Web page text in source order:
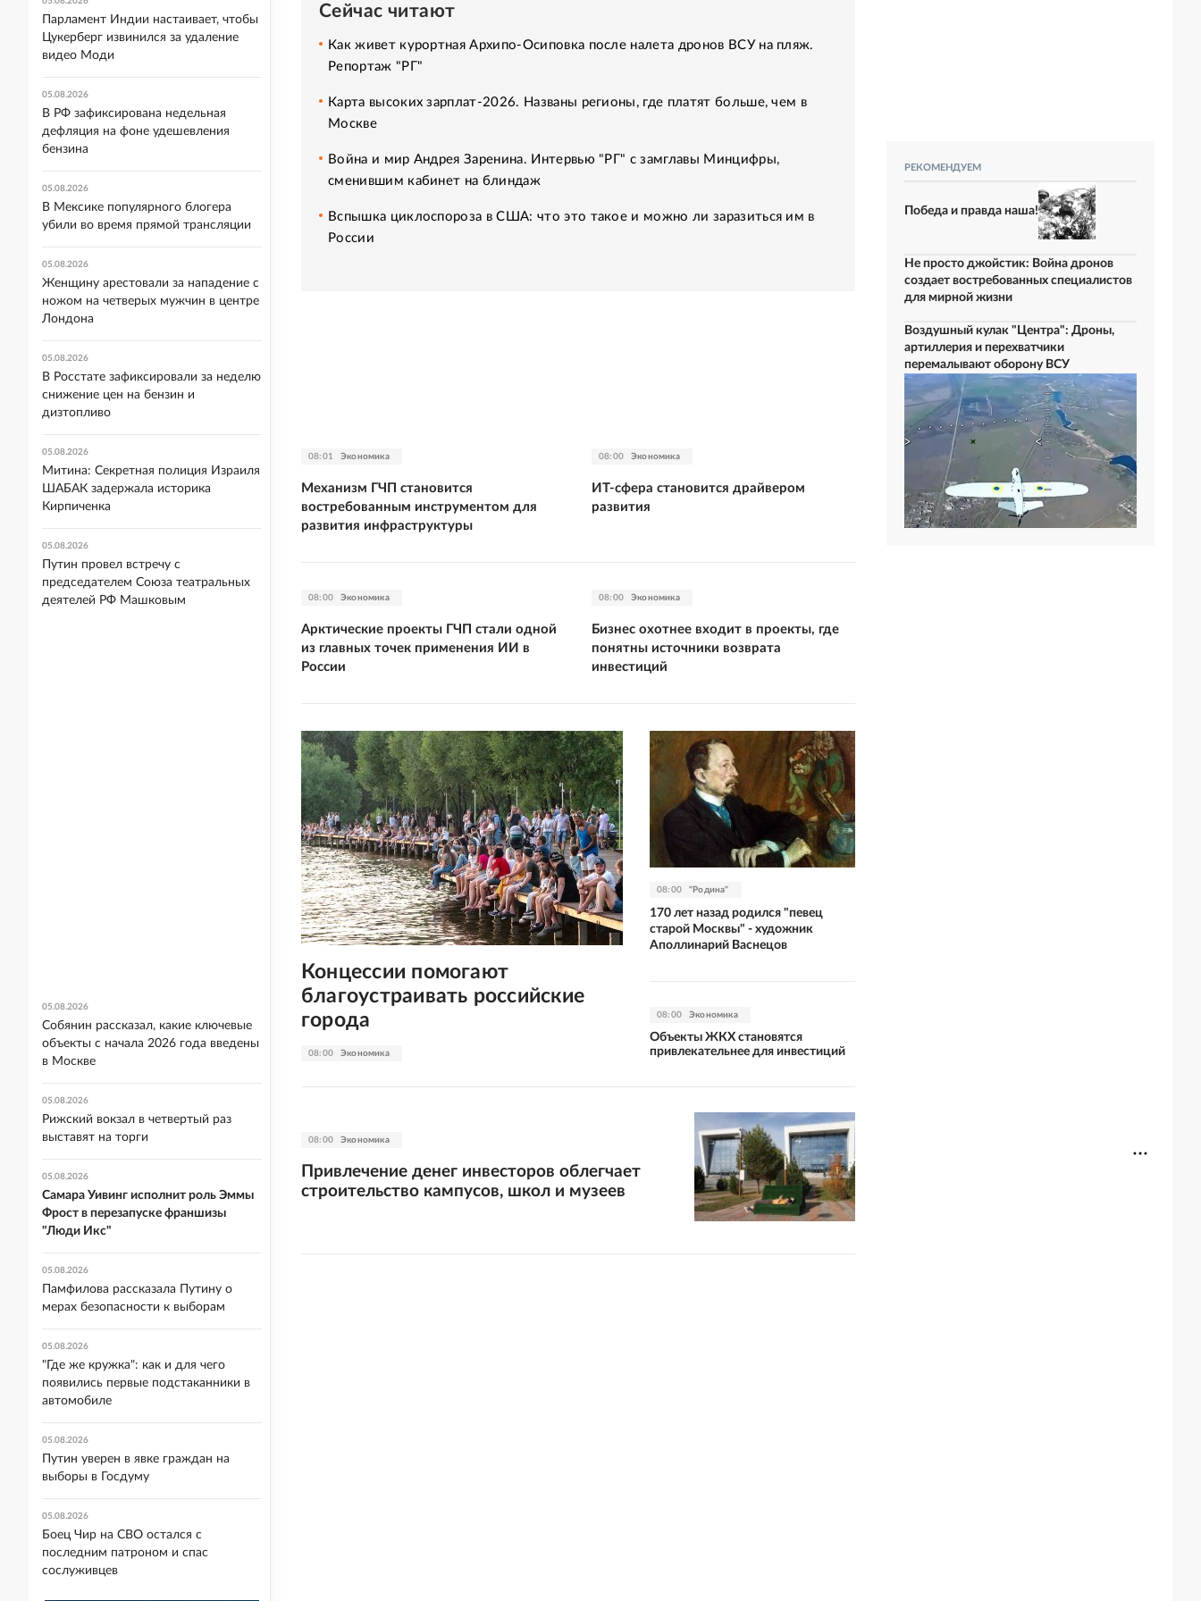
Сейчас читают
Как живет курортная Архипо-Осиповка после налета дронов ВСУ на пляж.
Репортаж "РГ"
Карта высоких зарплат-2026. Названы регионы, где платят больше, чем в
Москве
Война и мир Андрея Заренина. Интервью "РГ" с замглавы Минцифры,
сменившим кабинет на блиндаж
Вспышка циклоспороза в США: что это такое и можно ли заразиться им в
России
08:01 Экономика
Механизм ГЧП становится
востребованным инструментом для
развития инфраструктуры
08:00 Экономика
ИТ-сфера становится драйвером
развития
08:00 Экономика
Арктические проекты ГЧП стали одной
из главных точек применения ИИ в
России
08:00 Экономика
Бизнес охотнее входит в проекты, где
понятны источники возврата
инвестиций
08:00 Экономика
Концессии помогают
благоустраивать российские
города
08:00 "Родина"
170 лет назад родился "певец
старой Москвы" - художник
Аполлинарий Васнецов
08:00 Экономика
Объекты ЖКХ становятся
привлекательнее для инвестиций
08:00 Экономика
Привлечение денег инвесторов облегчает
строительство кампусов, школ и музеев
РЕКОМЕНДУЕМ
Победа и правда наша!
Не просто джойстик: Война дронов
создает востребованных специалистов
для мирной жизни
Воздушный кулак "Центра": Дроны,
артиллерия и перехватчики
перемалывают оборону ВСУ
Парламент Индии настаивает, чтобы
Цукерберг извинился за удаление
видео Моди
05.08.2026
В РФ зафиксирована недельная
дефляция на фоне удешевления
бензина
05.08.2026
В Мексике популярного блогера
убили во время прямой трансляции
05.08.2026
Женщину арестовали за нападение с
ножом на четверых мужчин в центре
Лондона
05.08.2026
В Росстате зафиксировали за неделю
снижение цен на бензин и
дизтопливо
05.08.2026
Митина: Секретная полиция Израиля
ШАБАК задержала историка
Кирпиченка
05.08.2026
Путин провел встречу с
председателем Союза театральных
деятелей РФ Машковым
05.08.2026
Собянин рассказал, какие ключевые
объекты с начала 2026 года введены
в Москве
05.08.2026
Рижский вокзал в четвертый раз
выставят на торги
05.08.2026
Самара Уивинг исполнит роль Эммы
Фрост в перезапуске франшизы
"Люди Икс"
05.08.2026
Памфилова рассказала Путину о
мерах безопасности к выборам
05.08.2026
"Где же кружка": как и для чего
появились первые подстаканники в
автомобиле
05.08.2026
Путин уверен в явке граждан на
выборы в Госдуму
05.08.2026
Боец Чир на СВО остался с
последним патроном и спас
сослуживцев